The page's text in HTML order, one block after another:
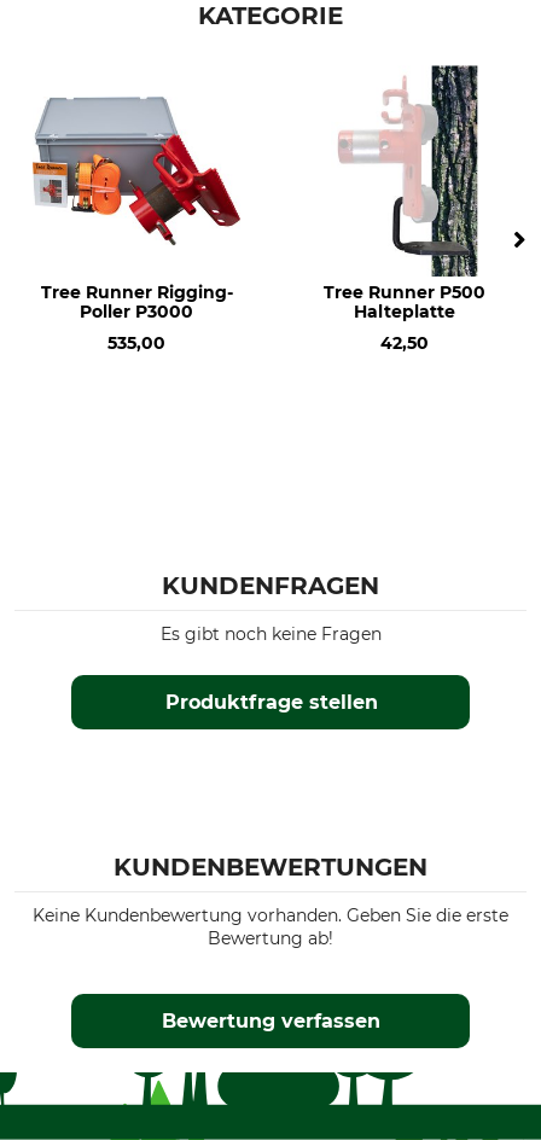
Herstellung
11–19 mm
KATEGORIE
Tree Runner Rigging-
Poller P3000
535,00
Tree Runner P500
Halteplatte
42,50
KUNDENFRAGEN
Produktfrage stellen
Es gibt noch keine Fragen
KUNDENBEWERTUNGEN
Keine Kundenbewertung vorhanden. Geben Sie die erste
Bewertung ab!
Bewertung verfassen